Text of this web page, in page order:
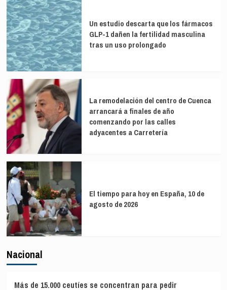
Un estudio descarta que los fármacos
GLP-1 dañen la fertilidad masculina
tras un uso prolongado
La remodelación del centro de Cuenca
arrancará a finales de año
comenzando por las calles
adyacentes a Carretería
El tiempo para hoy en España, 10 de
agosto de 2026
Nacional
Más de 15.000 ceutíes se concentran para pedir